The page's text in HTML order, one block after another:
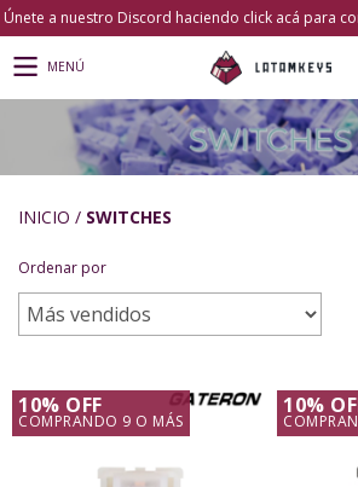
Únete a nuestro Discord haciendo click acá para
MENÚ
INICIO / SWITCHES
Ordenar por
10% OFF
COMPRANDO 9 O MÁS
10%